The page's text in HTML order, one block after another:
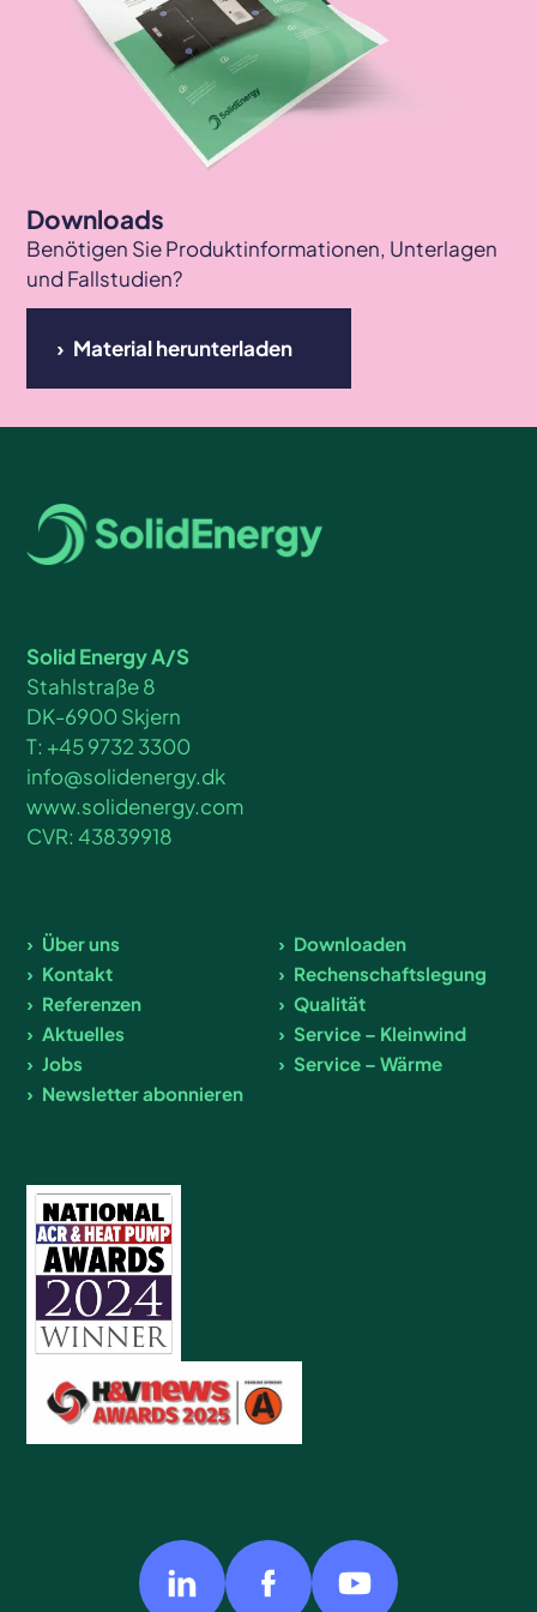
Downloads
Benötigen Sie Produktinformationen, Unterlagen
und Fallstudien?
Material herunterladen
Solid Energy A/S
Stahlstraße 8
DK-6900 Skjern
T: +45 9732 3300
info@solidenergy.dk
www.solidenergy.com
CVR: 43839918
Über uns
Kontakt
Referenzen
Aktuelles
Jobs
Newsletter abonnieren
Downloaden
Rechenschaftslegung
Qualität
Service – Kleinwind
Service – Wärme